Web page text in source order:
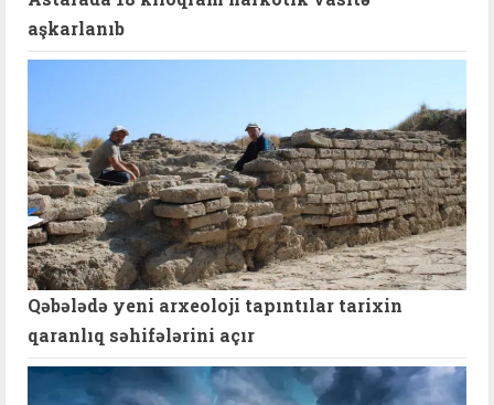
aşkarlanıb
Qəbələdə yeni arxeoloji tapıntılar tarixin
qaranlıq səhifələrini açır